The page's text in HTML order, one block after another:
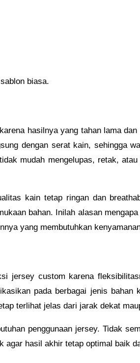
biasa.
hasilnya yang tahan lama dan
dengan serat kain, sehingga
mudah mengelupas, retak,
kain tetap ringan dan
bahan. Inilah alasan
yang membutuhkan
jersey custom karena
pada berbagai jenis bahan
terlihat jelas dari jarak dekat
penggunaan jersey. Tidak
agar hasil akhir tetap optimal baik